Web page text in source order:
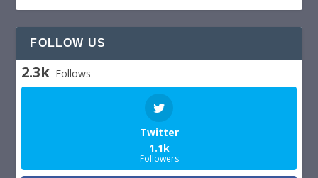
FOLLOW US
2.3k Follows
Twitter
1.1k
Followers